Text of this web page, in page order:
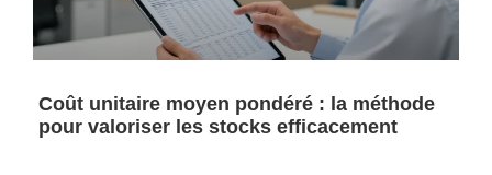
Coût unitaire moyen pondéré : la méthode
pour valoriser les stocks efficacement